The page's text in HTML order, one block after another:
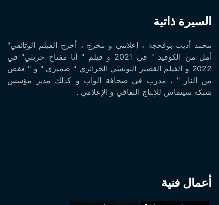
السيرة ذاتية
محمد أديب بوفحجة ، إعلامي و مخرج ، أخرج الفيلم الوثائقي"
أمل من الكوفيد " في 2021 و فيلم " أنا مفتاح حريتي" في
2022 و الفيلم القصير التونسي الجزائري " ضميري " و " قفص
من النار " ، مدرب في صحافة الواب و كذلك مدير مؤسس
شبكة سينماس للإنتاج الثقافي و الإعلامي .
أعمال فنية